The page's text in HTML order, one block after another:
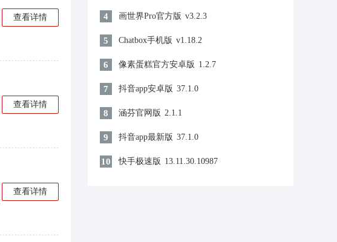
查看详情
查看详情
查看详情
4 画世界Pro官方版 v3.2.3
5 Chatbox手机版 v1.18.2
6 像素蛋糕官方安卓版 1.2.7
7 抖音app安卓版 37.1.0
8 涵芬官网版 2.1.1
9 抖音app最新版 37.1.0
10 快手极速版 13.11.30.10987